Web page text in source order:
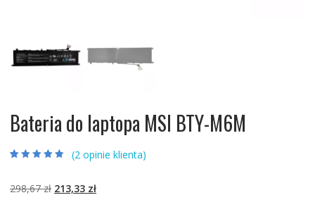
Bateria do laptopa MSI BTY-M6M
ocen klientów
(2opinie klienta)
298,67zł Pierwotna
213,33 złAktualna